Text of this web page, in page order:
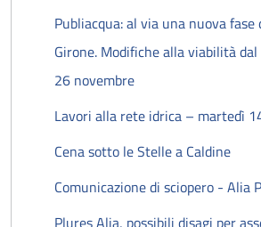
Publiacqua: al via una nuova fase
Girone. Modifiche alla viabilità
26 novembre
Lavori alla rete idrica – martedì
Cena sotto le Stelle a Caldine
Comunicazione di sciopero - Alia